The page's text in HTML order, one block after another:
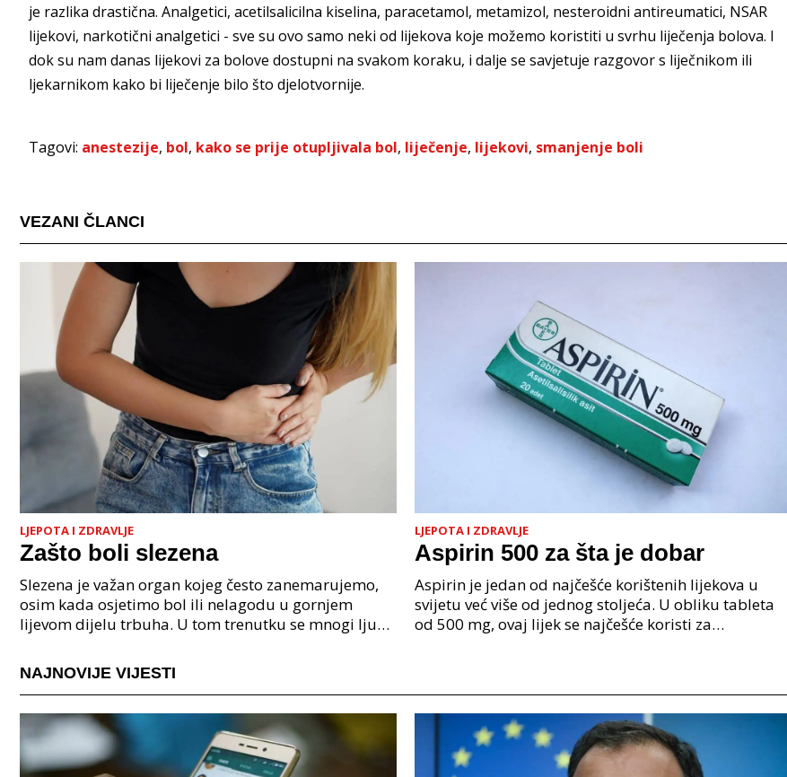
je razlika drastična. Analgetici, acetilsalicilna kiselina, paracetamol, metamizol, nesteroidni antireumatici, NSAR
lijekovi, narkotični analgetici - sve su ovo samo neki od lijekova koje možemo koristiti u svrhu liječenja bolova. I
dok su nam danas lijekovi za bolove dostupni na svakom koraku, i dalje se savjetuje razgovor s liječnikom ili
ljekarnikom kako bi liječenje bilo što djelotvornije.
Tagovi: anestezije, bol, kako se prije otupljivala bol, liječenje, lijekovi, smanjenje boli
VEZANI ČLANCI
LJEPOTA I ZDRAVLJE
Zašto boli slezena
Slezena je važan organ kojeg često zanemarujemo,
osim kada osjetimo bol ili nelagodu u gornjem
lijevom dijelu trbuha. U tom trenutku se mnogi ljudi
LJEPOTA I ZDRAVLJE
Aspirin 500 za šta je dobar
Aspirin je jedan od najčešće korištenih lijekova u
svijetu već više od jednog stoljeća. U obliku tableta
od 500 mg, ovaj lijek se najčešće koristi za
NAJNOVIJE VIJESTI